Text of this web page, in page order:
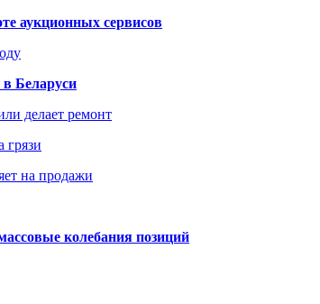
аукционных сервисов
Беларуси
делает ремонт
грязи
на продажи
колебания позиций